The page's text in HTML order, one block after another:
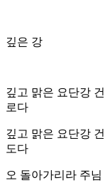
깊은 강
깊고 맑은 요단강
로다
깊고 맑은 요단강
도다
오 돌아가리라 주